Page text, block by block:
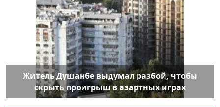
Житель Душанбе выдумал разбой, чтобы
скрыть проигрыш в азартных играх